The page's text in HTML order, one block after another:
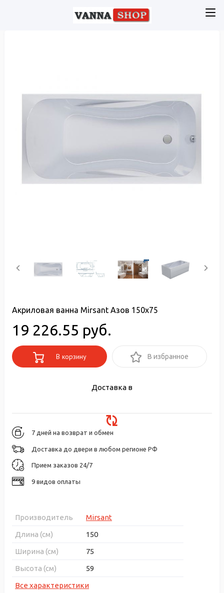
Акриловая ванна Mirsant Азов 150х75
19 226.55 руб.
В корзину В избранное
Доставка в
7 дней на возврат и обмен
Доставка до двери в любом регионе РФ
Прием заказов 24/7
9 видов оплаты
Производитель
Mirsant
Длина (см)
150
Ширина (см)
75
Высота (см)
59
Все характеристики